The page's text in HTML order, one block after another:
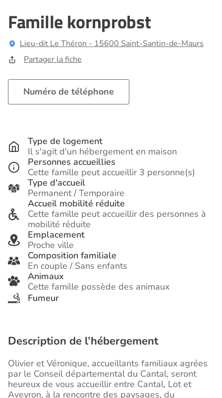
Famille kornprobst
Lieu-dit Le Théron - 15600 Saint-Santin-de-Maurs
Partager la fiche
Numéro de téléphone
Type de logement
Il s'agit d'un hébergement en maison
Personnes accueillies
Cette famille peut accueillir 3 personne(s)
Type d'accueil
Permanent / Temporaire
Accueil mobilité réduite
Cette famille peut accueillir des personnes à
mobilité réduite
Emplacement
Proche ville
Composition familiale
En couple / Sans enfants
Animaux
Cette famille possède des animaux
Fumeur
Description de l’hébergement
Olivier et Véronique, accueillants familiaux agrées
par le Conseil départemental du Cantal, seront
heureux de vous accueillir entre Cantal, Lot et
Aveyron, à la rencontre des paysages, du